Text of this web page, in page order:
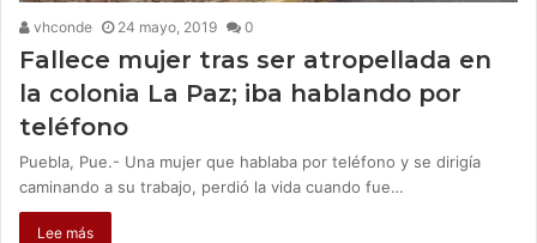
vhconde 24 mayo, 2019 0
Fallece mujer tras ser atropellada en
la colonia La Paz; iba hablando por
teléfono
Puebla, Pue.- Una mujer que hablaba por teléfono y se dirigía
caminando a su trabajo, perdió la vida cuando fue…
Lee más